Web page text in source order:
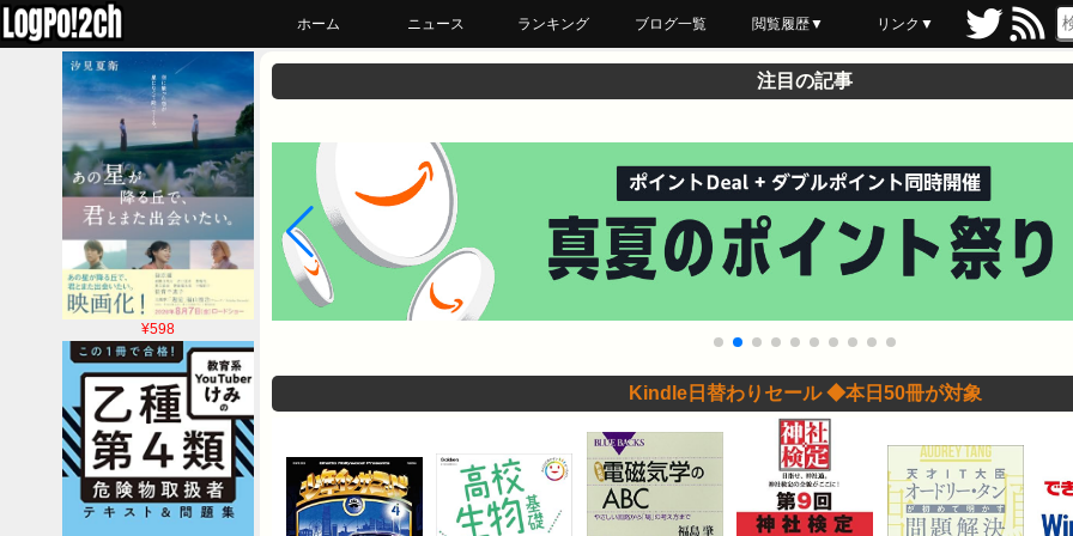
ホーム ニュース ランキング ブログ一覧 閲覧履歴▼
最近読んだ
あとで読む
ブックマーク
リンク▼
¥598
注目の記事
Kindle日替わりセール ◆本日50冊が対象